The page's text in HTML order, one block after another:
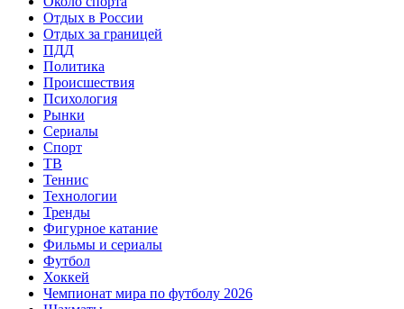
Отдых в России
Отдых за границей
ПДД
Политика
Происшествия
Психология
Рынки
Сериалы
Спорт
ТВ
Теннис
Технологии
Тренды
Фигурное катание
Фильмы и сериалы
Футбол
Хоккей
Чемпионат мира по футболу 2026